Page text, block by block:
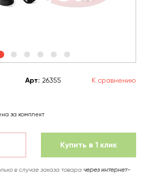
Арт: 26355 К сравнению
за комплект
Купить в 1 клик
в случае заказа товара через интернет-